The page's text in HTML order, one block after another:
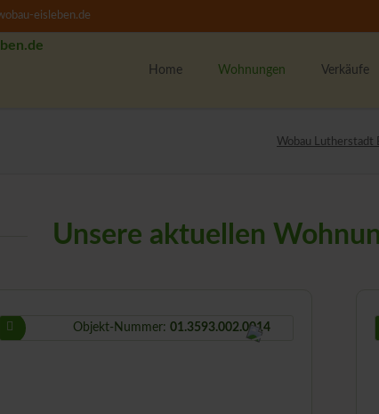
eisleben.de
Home Wohnungen
1-Raumwohnungen
4-Raumwohnungen
Verkäufe
Wobau Lutherstadt
Unsere aktuellen
Objekt-Nummer:01.3593.002.0014